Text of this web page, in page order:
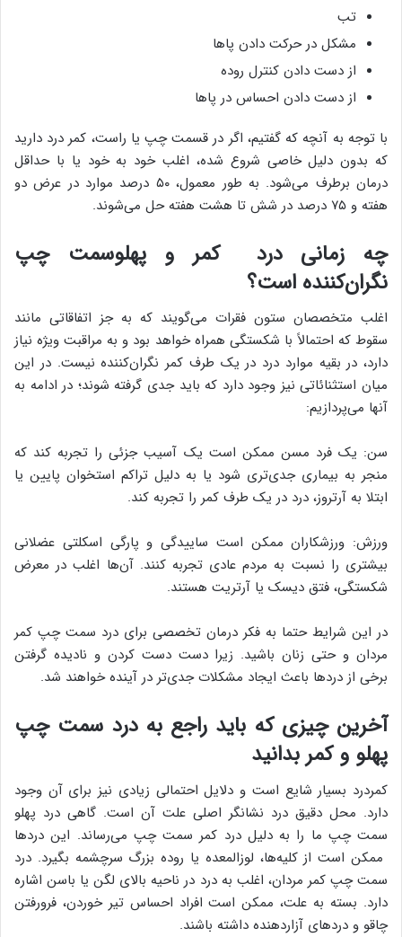
تب
مشکل در حرکت دادن پاها
از دست دادن کنترل روده
از دست دادن احساس در پاها
با توجه به آنچه که گفتیم، اگر در قسمت چپ یا راست، کمر درد دارید
که بدون دلیل خاصی شروع شده، اغلب خود به خود یا با حداقل
درمان برطرف می‌شود. به طور معمول، ۵۰ درصد موارد در عرض دو
هفته و ۷۵ درصد در شش تا هشت هفته حل می‌شوند.
چه زمانی درد کمر و پهلوسمت چپ
نگران‌کننده است؟
اغلب متخصصان ستون فقرات می‌گویند که به جز اتفاقاتی مانند
سقوط که احتمالاً با شکستگی همراه خواهد بود و به مراقبت ویژه نیاز
دارد، در بقیه موارد درد در یک طرف کمر نگران‌کننده نیست. در این
میان استثنائاتی نیز وجود دارد که باید جدی گرفته شوند؛ در ادامه به
آنها می‌پردازیم:
سن: یک فرد مسن ممکن است یک آسیب جزئی را تجربه کند که
منجر به بیماری جدی‌تری شود یا به دلیل تراکم استخوان پایین یا
ابتلا به آرتروز، درد در یک طرف کمر را تجربه کند.
ورزش: ورزشکاران ممکن است ساییدگی و پارگی اسکلتی عضلانی
بیشتری را نسبت به مردم عادی تجربه کنند. آن‌ها اغلب در معرض
شکستگی، فتق دیسک یا آرتریت هستند.
در این شرایط حتما به فکر درمان تخصصی برای درد سمت چپ کمر
مردان و حتی زنان باشید. زیرا دست دست کردن و نادیده گرفتن
برخی از دردها باعث ایجاد مشکلات جدی‌تر در آینده خواهند شد.
آخرین چیزی که باید راجع به درد سمت چپ
پهلو و کمر بدانید
کمردرد بسیار شایع است و دلایل احتمالی زیادی نیز برای آن وجود
دارد. محل دقیق درد نشانگر اصلی علت آن است. گاهی درد پهلو
سمت چپ ما را به دلیل درد کمر سمت چپ می‌رساند. این دردها
ممکن است از کلیه‌ها، لوزالمعده یا روده بزرگ سرچشمه بگیرد. درد
سمت چپ کمر مردان، اغلب به درد در ناحیه بالای لگن یا باسن اشاره
دارد. بسته به علت، ممکن است افراد احساس تیر خوردن، فرورفتن
چاقو و دردهای آزاردهنده داشته باشند.